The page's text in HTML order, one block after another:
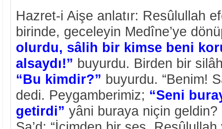
Hazret-i Aişe anlatır: Resûlullah
birinde, geceleyin Medîne’ye
olurdu, sâlih bir kimse beni
alsaydı!” buyurdu. Birden bir
“Bu kimdir?” buyurdu. “Benim!
dedi. Peygamberimiz; “Seni
getirdi” yâni buraya niçin